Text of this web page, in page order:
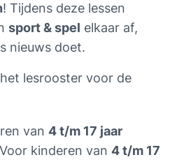
! Tijdens deze lessen
sport & spel elkaar af,
nieuws doet.
lesrooster voor de
van 4 t/m 17 jaar
Voor kinderen van 4 t/m 17